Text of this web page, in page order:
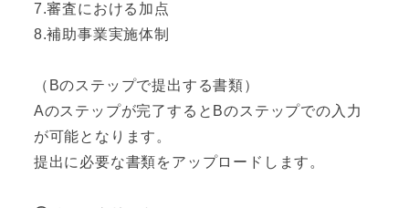
7.審査における加点
8.補助事業実施体制
（Bのステップで提出する書類）
Aのステップが完了するとBのステップでの入力
が可能となります。
提出に必要な書類をアップロードします。